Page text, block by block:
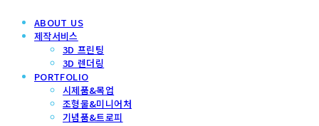
ABOUT US
제작서비스
3D 프린팅
3D 렌더링
PORTFOLIO
시제품&목업
조형물&미니어처
기념품&트로피